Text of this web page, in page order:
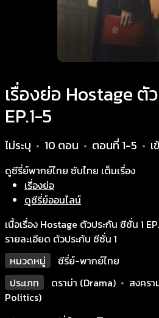
เรื่องย่อ Hostage ตั
EP.1-5
ไม่ระบุ • 10 ตอน • ตอนที่ 1-5 •
ดูซีรี่ย์พากย์ไทย ซับไทย เต็มเรื่อง
เรื่องย่อ
ดูซีรี่ย์ออนไลน์
เนื้อเรื่อง Hostage ตัวประกัน ซีซั่น 1
รายละเอียด ตัวประกัน ซีซั่น 1
หมวดหมู่
ซีรี่ย์-พากย์ไทย
ประเภท
ดราม่า (Drama) • สงครา
Politics)